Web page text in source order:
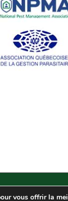
vous offrir la